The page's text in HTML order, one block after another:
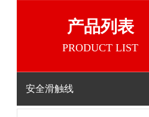
产品列表
PRODUCT LIST
安全滑触线